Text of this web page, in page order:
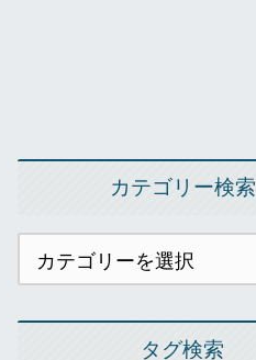
カテゴリー検索
タグ検索